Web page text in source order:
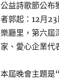
公益詩歌節公布
者郭起：12月
樂廳里，第六屆
家、愛心企業代
本屆晚會主題是